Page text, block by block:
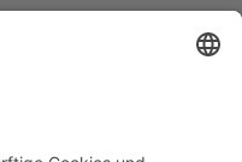
Dollar und treibt
voran